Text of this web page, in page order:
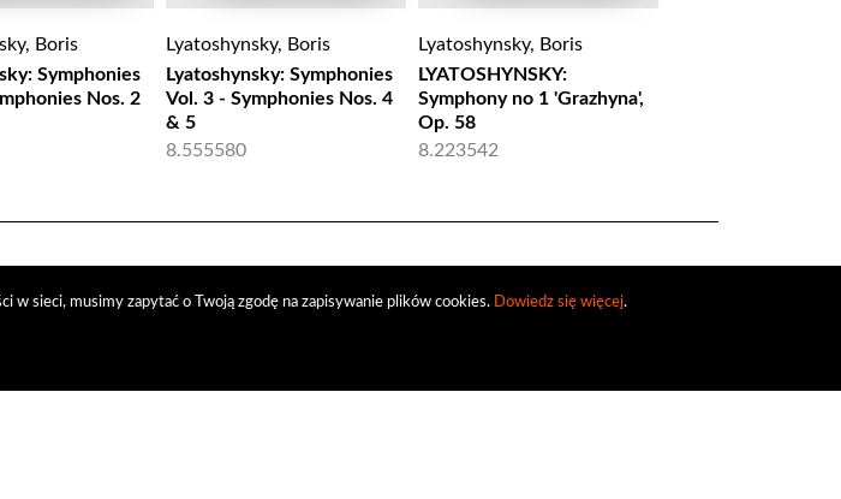
w sieci, musimy zapytać o Twoją zgodę na zapisywanie plików cookies. Dowiedz się więcej.
Boris
Symphonies
Nos. 2
Lyatoshynsky, Boris
Lyatoshynsky: Symphonies
Vol. 3 - Symphonies Nos. 4
& 5
8.555580
Lyatoshynsky, Boris
LYATOSHYNSKY:
Symphony no 1 'Grazhyna',
Op. 58
8.223542